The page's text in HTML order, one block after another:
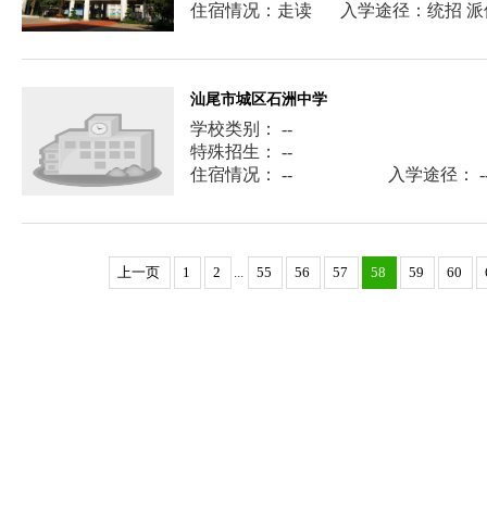
住宿情况：走读
入学途径：统招
汕尾市城区石洲中学
学校类别： --
特殊招生： --
住宿情况： --
入学途径：
上一页 1 2 ... 55 56 57 58 59 60